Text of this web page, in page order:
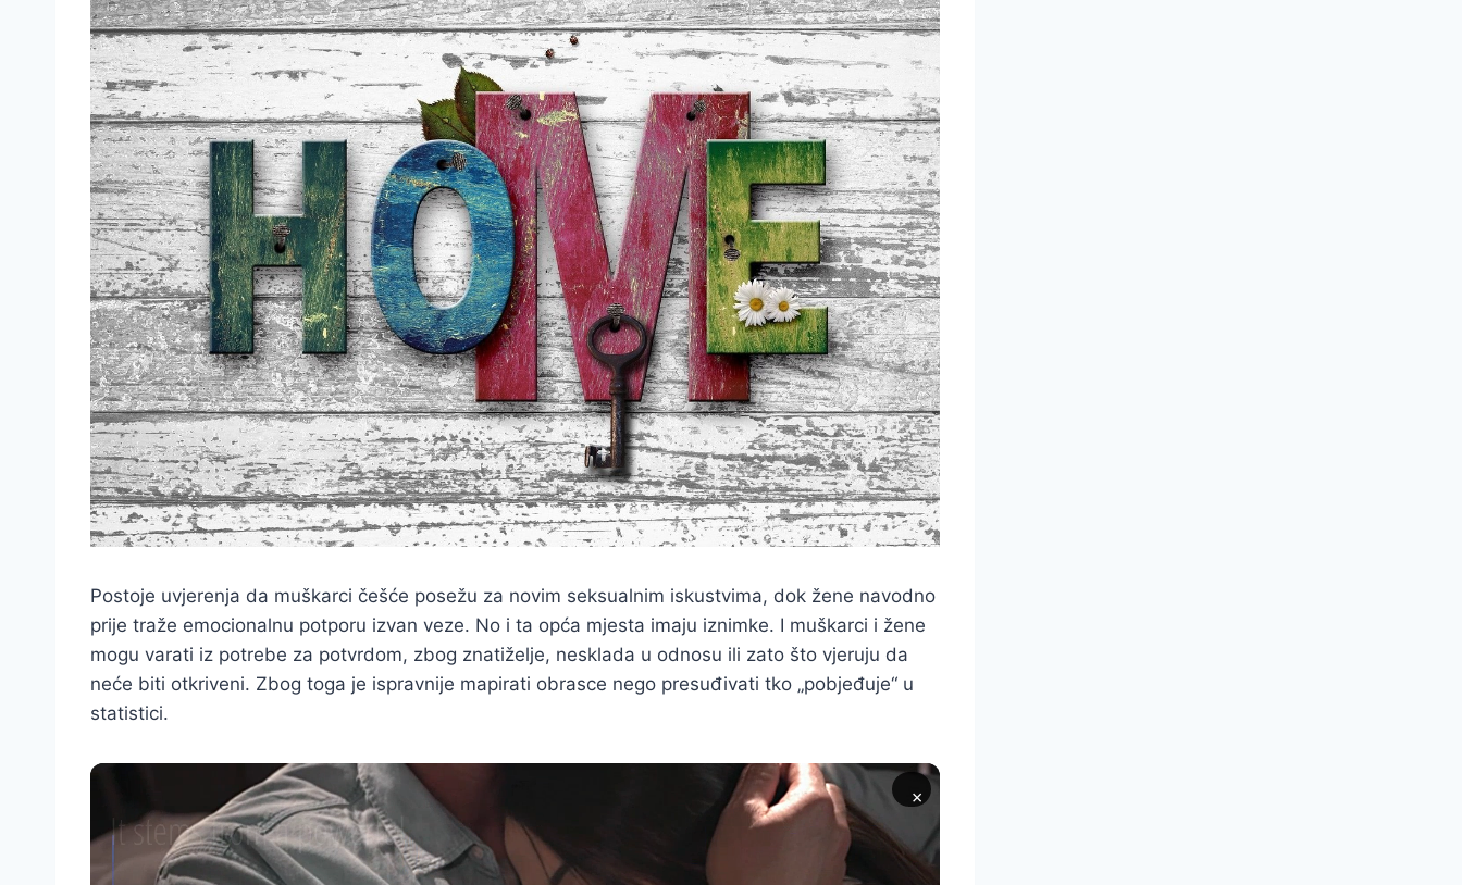
Postoje uvjerenja da muškarci češće posežu za novim seksualnim iskustvima, dok žene navodno
prije traže emocionalnu potporu izvan veze. No i ta opća mjesta imaju iznimke. I muškarci i žene
mogu varati iz potrebe za potvrdom, zbog znatiželje, nesklada u odnosu ili zato što vjeruju da
neće biti otkriveni. Zbog toga je ispravnije mapirati obrasce nego presuđivati tko „pobjeđuje“ u
statistici.
×